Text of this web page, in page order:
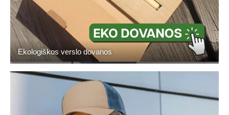
Ekologiškos verslo dovanos